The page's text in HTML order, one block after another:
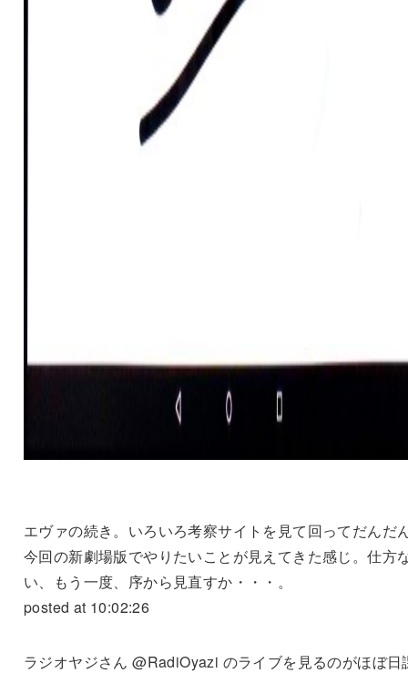
エヴァの続き。いろいろ考察サイトを見て回ってだんだ
今回の新劇場版でやりたいことが見えてきた感じ。仕方
い、もう一度、序から見直すか・・・。
posted at 10:02:26
ラジオヤジさん @RadiOyazi のライブを見るのがほぼ日